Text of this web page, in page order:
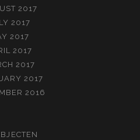
2017
2017
2017
2017
2017
2017
2016